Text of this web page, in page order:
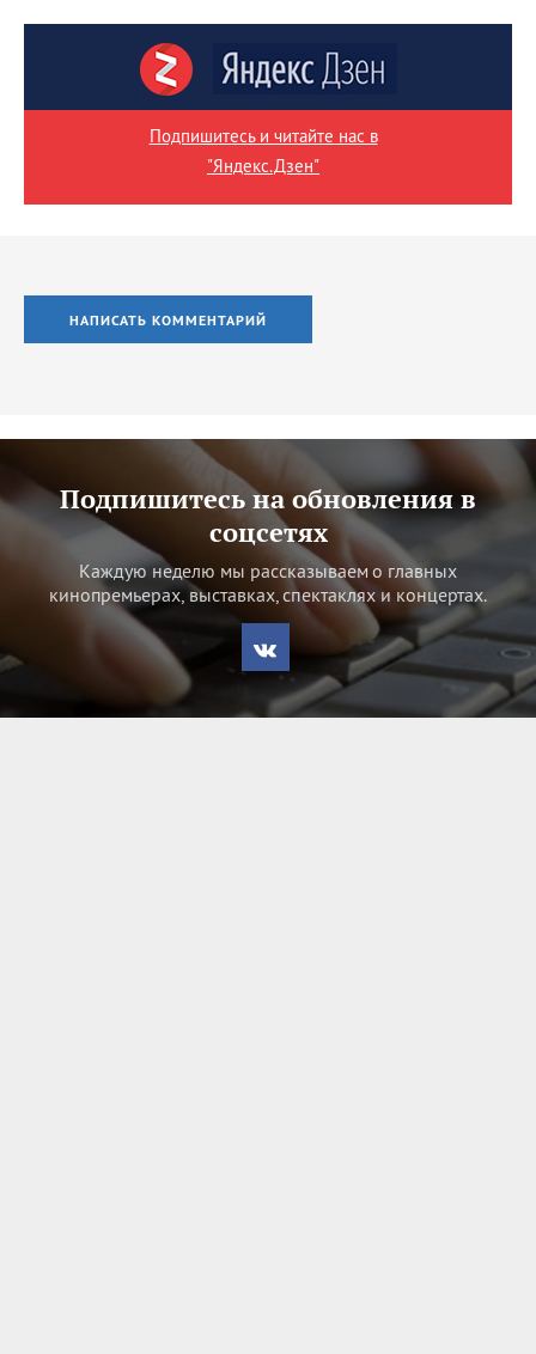
Подпишитесь и читайте нас в
"Яндекс.Дзен"
НАПИСАТЬ КОММЕНТАРИЙ
Подпишитесь на обновления в
соцсетях
Каждую неделю мы рассказываем о главных
кинопремьерах, выставках, спектаклях и концертах.